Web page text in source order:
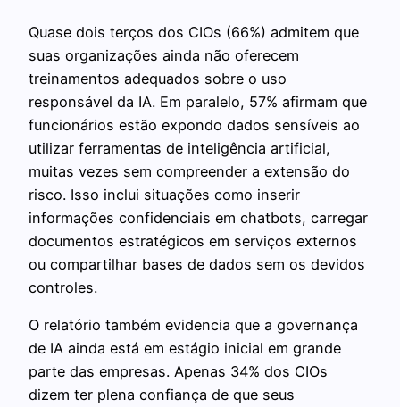
Quase dois terços dos CIOs (66%) admitem que
suas organizações ainda não oferecem
treinamentos adequados sobre o uso
responsável da IA. Em paralelo, 57% afirmam que
funcionários estão expondo dados sensíveis ao
utilizar ferramentas de inteligência artificial,
muitas vezes sem compreender a extensão do
risco. Isso inclui situações como inserir
informações confidenciais em chatbots, carregar
documentos estratégicos em serviços externos
ou compartilhar bases de dados sem os devidos
controles.
O relatório também evidencia que a governança
de IA ainda está em estágio inicial em grande
parte das empresas. Apenas 34% dos CIOs
dizem ter plena confiança de que seus